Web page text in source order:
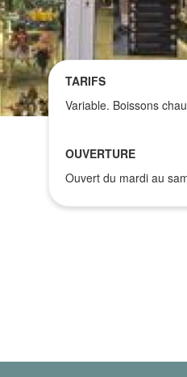
TARIFS
Variable. Boissons
OUVERTURE
Ouvert du mardi au